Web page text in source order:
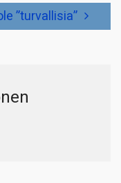
”turvallisia”